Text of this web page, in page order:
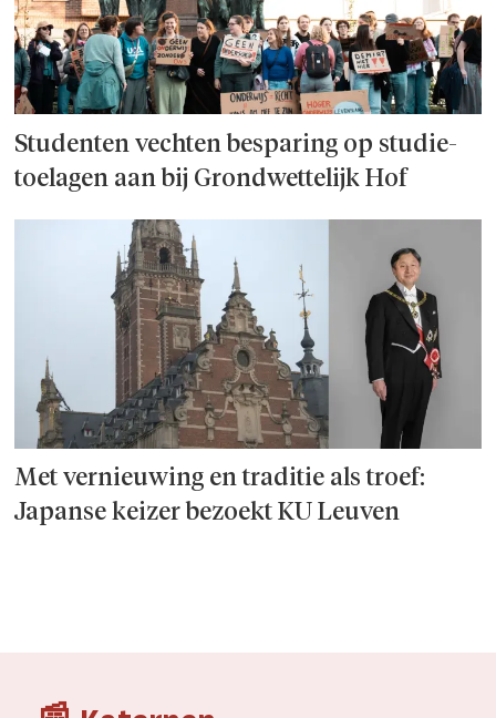
Studenten vechten besparing op studie­
toelagen aan bij Grondwettelijk Hof
Met vernieuwing en traditie als troef:
Japanse keizer bezoekt KU Leuven